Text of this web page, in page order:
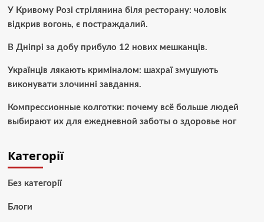
У Кривому Розі стрілянина біля ресторану: чоловік
відкрив вогонь, є постраждалий.
В Дніпрі за добу прибуло 12 нових мешканців.
Українців лякають криміналом: шахраї змушують
виконувати злочинні завдання.
Компрессионные колготки: почему всё больше людей
выбирают их для ежедневной заботы о здоровье ног
Категорії
Без категорії
Блоги